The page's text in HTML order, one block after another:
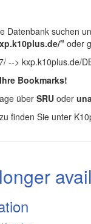
Datenbank suchen
" oder
--> kxp.k10plus.de/
Bookmarks!
überSRU oder
finden Sie unter